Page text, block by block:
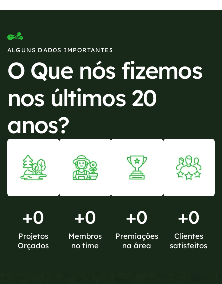
ALGUNS DADOS IMPORTANTES
O Que nós fizemos
nos últimos 20
anos?
+0
Projetos
Orçados
+0
Membros
no time
+0
Premiações
na área
+0
Clientes
satisfeitos